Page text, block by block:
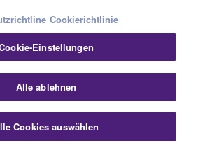
the NSAW350s offer an elegant
to enjoy signature Yamaha
or out!The stylishly designed
speakers offer the most
way to enjoy signature
in any space! Leave them
season and enjoy your
tunes. You can also bring them in
Cookierichtlinie
Einstellungen
Alle ablehnen
Cookies auswählen